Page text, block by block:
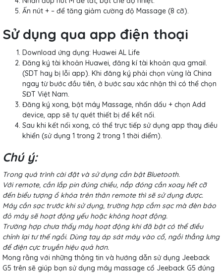
Ấn nút + – để tăng giảm cường độ Massage (8 cỡ).
Sử dụng qua app điện thoại
Download ứng dụng: Huawei AL Life
Đăng ký tài khoản Huawei, đăng kí tài khoản qua gmail.
(SDT hay bị lỗi app). Khi đăng ký phải chọn vùng là China
ngay từ bước đầu tiên, ở bước sau xác nhận thì có thể chọn
SĐT Việt Nam.
Đăng ký xong, bật máy Massage, nhấn dấu + chọn Add
device, app sẽ tự quét thiết bị để kết nối.
Sau khi kết nối xong, có thể trực tiếp sử dụng app thay điều
khiển (sử dụng 1 trong 2 trong 1 thời điểm).
Chú ý:
Trong quá trình cài đặt và sử dụng cần bật Bluetooth.
Với remote, cần lắp pin đúng chiều, nắp đóng cần xoay hết cỡ
đến biểu tượng ổ khóa trên thân remote thì sẽ sử dụng được.
Máy cần sạc trước khi sử dụng, trường hợp cắm sạc mà đèn báo
đỏ máy sẽ hoạt động yếu hoặc không hoạt động.
Trường hợp chưa thấy máy hoạt động khi đã bật có thể điều
chỉnh lại tư thế ngồi. Dùng tay áp sát máy vào cổ, ngồi thẳng lưng
để điện cực truyền hiệu quả hơn.
Mong rằng với những thông tin và hướng dẫn sử dụng Jeeback
G5 trên sẽ giúp bạn sử dụng máy massage cổ Jeeback G5 đúng